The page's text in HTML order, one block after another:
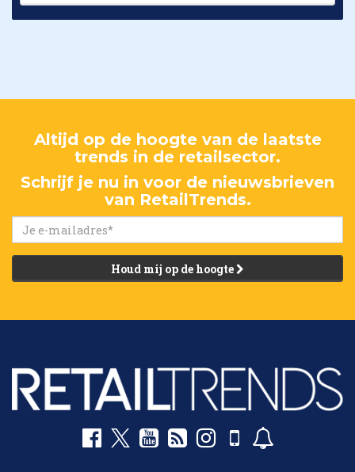
Altijd op de hoogte van de laatste
trends in de retailsector.
Schrijf je nu in voor de nieuwsbrieven
van RetailTrends.
Houd mij op de hoogte